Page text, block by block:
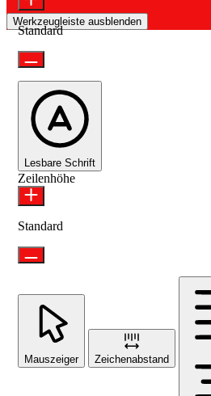
Werkzeugleiste ausblenden
Standard
Lesbare Schrift
Zeilenhöhe
Standard
Mauszeiger Zeichenabstand